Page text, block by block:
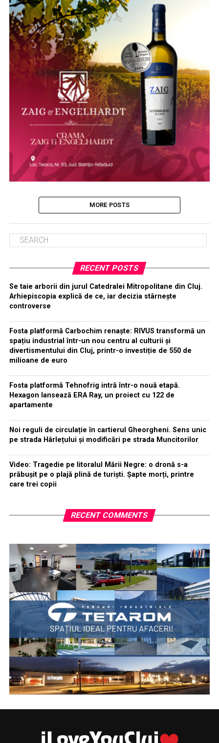
MORE POSTS
RECENT POSTS
Se taie arborii din jurul Catedralei Mitropolitane din Cluj.
Arhiepiscopia explică de ce, iar decizia stârnește
controverse
Fosta platformă Carbochim renaște: RIVUS transformă un
spațiu industrial într-un nou centru al culturii și
divertismentului din Cluj, printr-o investiție de 550 de
milioane de euro
Fosta platformă Tehnofrig intră într-o nouă etapă.
Hexagon lansează ERA Ray, un proiect cu 122 de
apartamente
Noi reguli de circulație în cartierul Gheorgheni. Sens unic
pe strada Hârlețului și modificări pe strada Muncitorilor
Video: Tragedie pe litoralul Mării Negre: o dronă s-a
prăbușit pe o plajă plină de turiști. Șapte morți, printre
care trei copii
RECENT COMMENTS